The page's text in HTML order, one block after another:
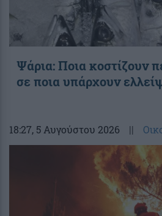
Ψάρια: Ποια κοστίζουν
σε ποια υπάρχουν
18:27, 5 Αυγούστου 2026 ||